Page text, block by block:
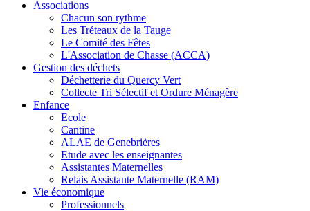
Associations
Chacun son rythme
Les Tréteaux de la Tauge
Le Comité des Fêtes
L'Association de Chasse (ACCA)
Gestion des déchets
Déchetterie du Quercy Vert
Collecte Tri Sélectif et Ordure Ménagère
Enfance
Ecole
Cantine
ALAE de Genebrières
Etude avec les enseignantes
Assistantes Maternelles
Relais Assistante Maternelle (RAM)
Vie économique
Professionnels